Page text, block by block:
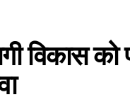
विकास को